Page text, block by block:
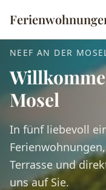
NEEF AN DER
Mosel
In fünf liebevoll
Terrasse und
uns auf Sie.